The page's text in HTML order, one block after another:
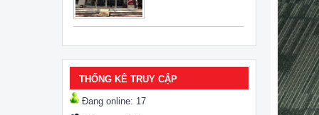
THỐNG KÊ TRUY CẬP
Đang online: 17